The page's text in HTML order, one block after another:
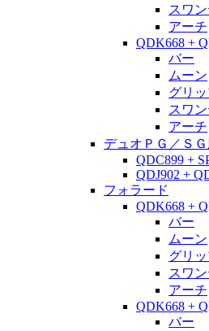
スワ
アーチ
QDK668 +
バー
ムーン
グリ
スワ
アーチ
デュオＰＧ／Ｓ
QDC899 +
QDJ902 +
フォラード
QDK668 +
バー
ムーン
グリ
スワ
アーチ
QDK668 +
バー